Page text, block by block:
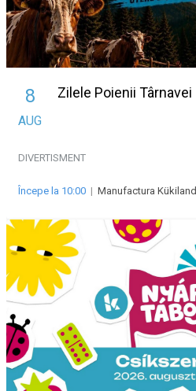
8
AUG
Zilele Poienii Târnavei
DIVERTISMENT
Începe la 10:00 | Manufactura Kükiland